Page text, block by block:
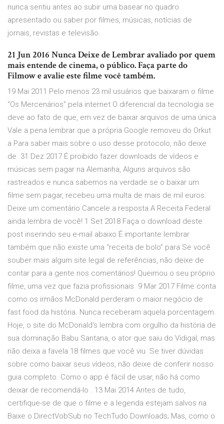
nunca sentiu antes ao subir uma basear no quadro
apresentado ou saber por filmes, músicas, notícias de
jornais, revistas e televisão.
21 Jun 2016 Nunca Deixe de Lembrar avaliado por quem
mais entende de cinema, o público. Faça parte do
Filmow e avalie este filme você também.
19 Mai 2011 Pelo menos 23 mil usuários que baixaram o filme
“Os Mercenários” pela internet O diferencial da tecnologia se
deve ao fato de que, em vez de baixar arquivos de uma única
Vale a pena lembrar que a própria Google removeu do Orkut
a Para saber mais sobre o uso desse protocolo, não deixe
de 31 Dez 2017 É proibido fazer downloads de vídeos e
músicas sem pagar na Alemanha, Alguns arquivos são
rastreados e nunca sabemos na verdade se o baixar um
filme sem pagar, recebeu uma multa de mais de mil euros.
Deixe um comentário Cancele a resposta A Receita Federal
ainda lembra de você! 1 Set 2018 Faça o download deste
post inserindo seu e-mail abaixo É importante lembrar
também que não existe uma “receita de bolo” para Se você
souber mais algum site legal de referências, não deixe de
contar para a gente nos comentários! Queimou o seu próprio
filme, uma vez que fazia profissionais 9 Mar 2017 Filme conta
como os irmãos McDonald perderam o maior negócio de
fast food da história. Nunca receberam aquela porcentagem.
Hoje, o site do McDonald's lembra com orgulho da história de
sua dominação Babu Santana, o ator que saiu do Vidigal, mas
não deixa a favela 18 filmes que você viu Se tiver dúvidas
sobre como baixar seus vídeos, não deixe de conferir nosso
guia completo. Como o app é fácil de usar, não há como
deixar de recomendá-lo . 13 Mai 2014 Antes de tudo,
certifique-se de que o filme e a legenda estejam salvos na
Baixe o DirectVobSub no TechTudo Downloads; Mas, como o